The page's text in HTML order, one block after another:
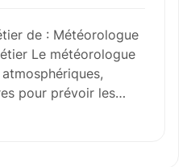
ou
les fichiers
de : Météorologue
Le météorologue
pour prévoir les…